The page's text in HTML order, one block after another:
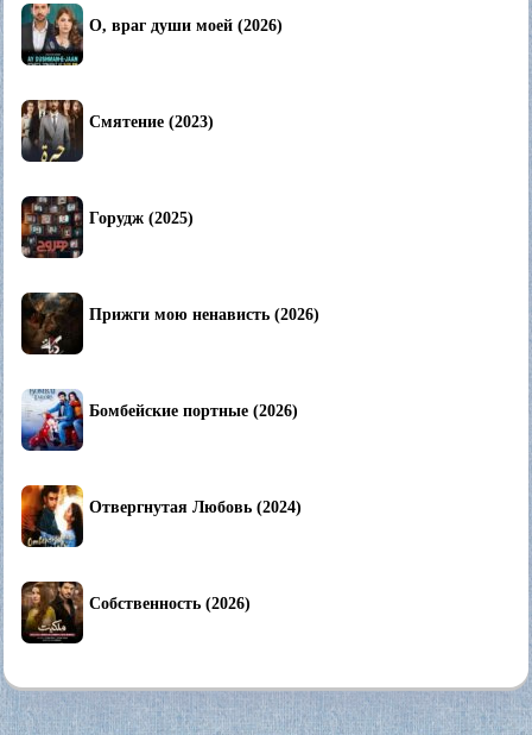
О, враг души моей (2026)
Смятение (2023)
Горудж (2025)
Прижги мою ненависть (2026)
Бомбейские портные (2026)
Отвергнутая Любовь (2024)
Собственность (2026)